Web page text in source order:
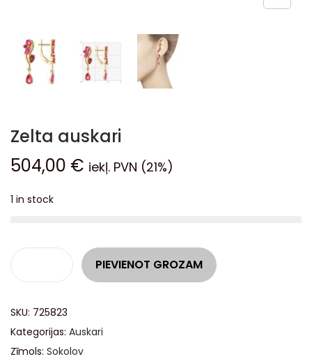
Zelta auskari
504,00 € iekļ. PVN (21%)
1 in stock
PIEVIENOT GROZAM
SKU: 725823
Kategorijas: Auskari
Zīmols: Sokolov